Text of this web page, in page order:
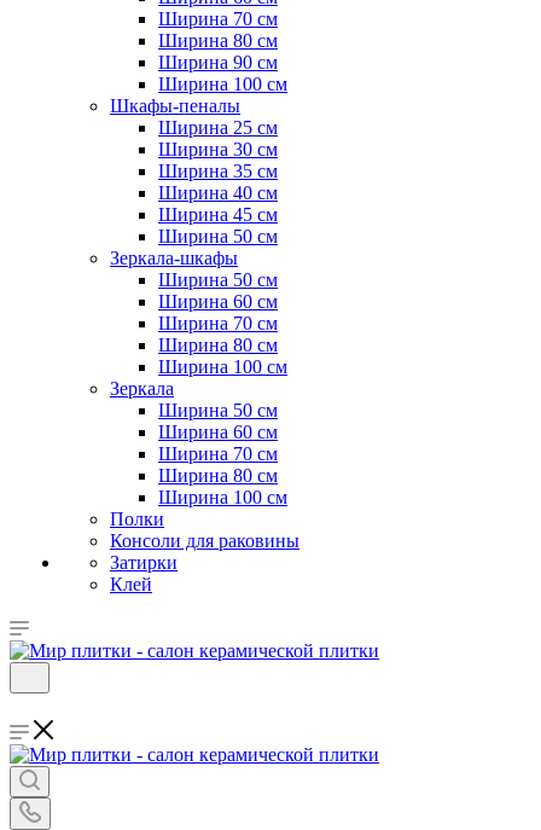
Ширина 70 см
Ширина 80 см
Ширина 90 см
Ширина 100 см
Шкафы-пеналы
Ширина 25 см
Ширина 30 см
Ширина 35 см
Ширина 40 см
Ширина 45 см
Ширина 50 см
Зеркала-шкафы
Ширина 50 см
Ширина 60 см
Ширина 70 см
Ширина 80 см
Ширина 100 см
Зеркала
Ширина 50 см
Ширина 60 см
Ширина 70 см
Ширина 80 см
Ширина 100 см
Полки
Консоли для раковины
Затирки
Клей